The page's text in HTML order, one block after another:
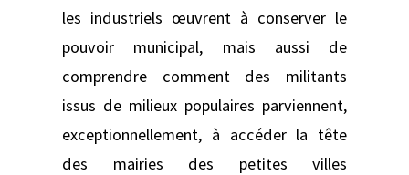
les industriels œuvrent à conserver le
pouvoir municipal, mais aussi de
comprendre comment des militants
issus de milieux populaires parviennent,
exceptionnellement, à accéder la tête
des mairies des petites villes